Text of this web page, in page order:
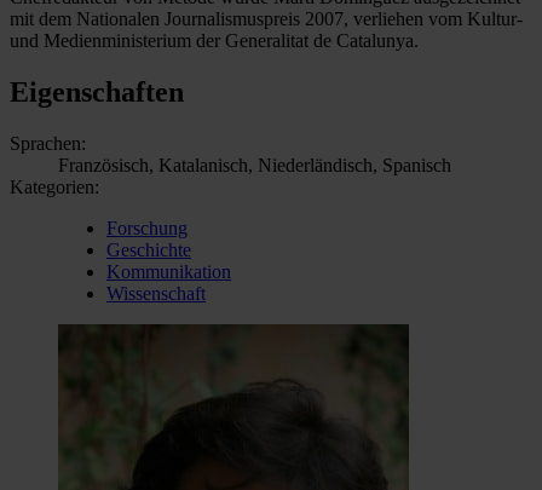
mit dem Nationalen Journalismuspreis 2007, verliehen vom Kultur-
und Medienministerium der Generalitat de Catalunya.
Eigenschaften
Sprachen:
Französisch, Katalanisch, Niederländisch, Spanisch
Kategorien:
Forschung
Geschichte
Kommunikation
Wissenschaft